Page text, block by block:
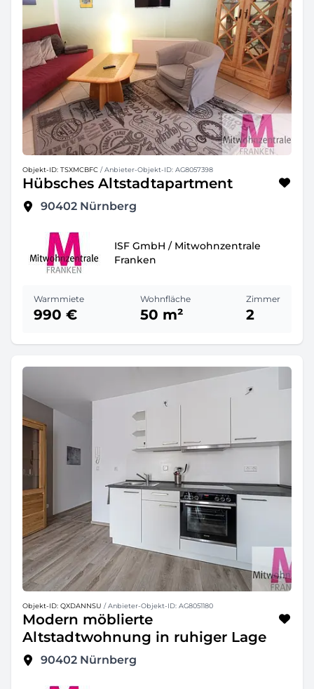
Objekt-ID: TSXMCBFC / Anbieter-Objekt-ID: AG8057398
Hübsches Altstadtapartment
90402 Nürnberg
ISF GmbH / Mitwohnzentrale
Franken
Warmmiete
990 €
Wohnfläche
50 m²
Zimmer
2
Objekt-ID: QXDANNSU / Anbieter-Objekt-ID: AG8051180
Modern möblierte
Altstadtwohnung in ruhiger Lage
90402 Nürnberg